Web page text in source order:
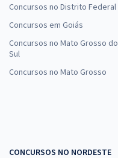
Concursos no Distrito Federal
Concursos em Goiás
Concursos no Mato Grosso do
Sul
Concursos no Mato Grosso
CONCURSOS NO NORDESTE